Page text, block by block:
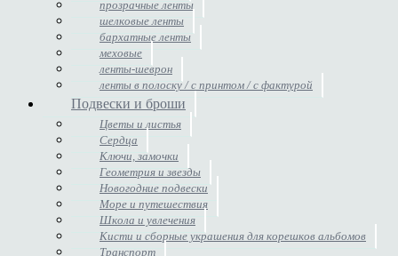
прозрачные ленты
шелковые ленты
бархатные ленты
меховые
ленты-шеврон
ленты в полоску / с принтом / с фактурой
Подвески и броши
Цветы и листья
Сердца
Ключи, замочки
Геометрия и звезды
Новогодние подвески
Море и путешествия
Школа и увлечения
Кисти и сборные украшения для корешков альбомов
Транспорт